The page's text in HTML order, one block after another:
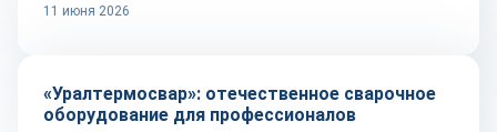
11 июня 2026
Оборудование и инструмент
«Уралтермосвар»: отечественное сварочное
оборудование для профессионалов